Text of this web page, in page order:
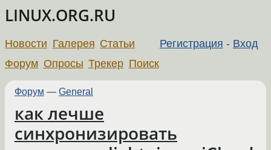
LINUX.ORG.RU
Регистрация - Вход
Новости Галерея Статьи
Форум Опросы Трекер Поиск
Форум — General
как лeчше
синхронизировать